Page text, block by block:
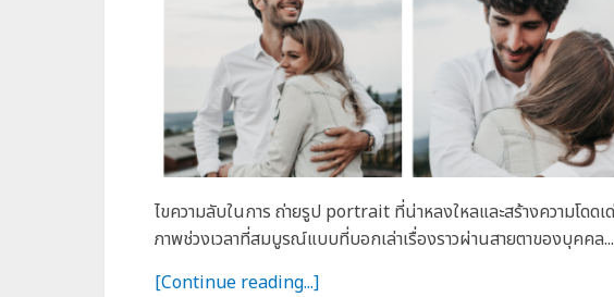
ไขความลับในการ ถ่ายรูป portrait ที่น่าหลงใหลและสร้างความโดด
ภาพช่วงเวลาที่สมบูรณ์แบบที่บอกเล่าเรื่องราวผ่านสายตาของบุคคล...
[Continue reading...]